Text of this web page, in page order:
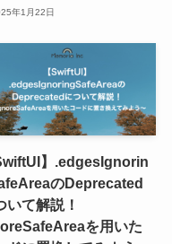
年1月22日
】.edgesIgnorin
のDeprecated
いて解説！
を用いた